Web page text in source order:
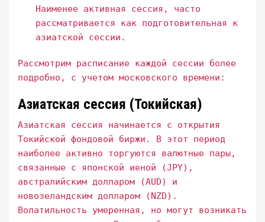
Наименее активная сессия, часто
рассматривается как подготовительная к
азиатской сессии.
Рассмотрим расписание каждой сессии более
подробно, с учетом московского времени:
Азиатская сессия (Токийская)
Азиатская сессия начинается с открытия
Токийской фондовой биржи. В этот период
наиболее активно торгуются валютные пары,
связанные с японской иеной (JPY),
австралийским долларом (AUD) и
новозеландским долларом (NZD).
Волатильность умеренная, но могут возникать